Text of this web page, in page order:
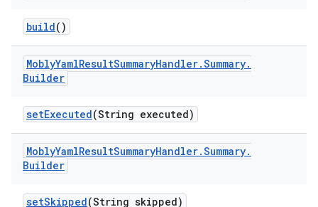
build()
MoblyYamlResultSummaryHandler.Summary.
Builder
setExecuted(String executed)
MoblyYamlResultSummaryHandler.Summary.
Builder
setSkipped(String skipped)